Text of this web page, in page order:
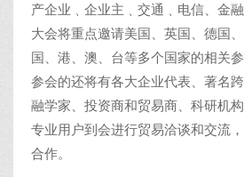
产企业﹑企业主﹑交通﹑电信、金
大会将重点邀请美国、英国、德国
国、港、澳、台等多个国家的相关
参会的还将有各大企业代表、著名
融学家、投资商和贸易商、科研机
专业用户到会进行贸易洽谈和交流
合作。